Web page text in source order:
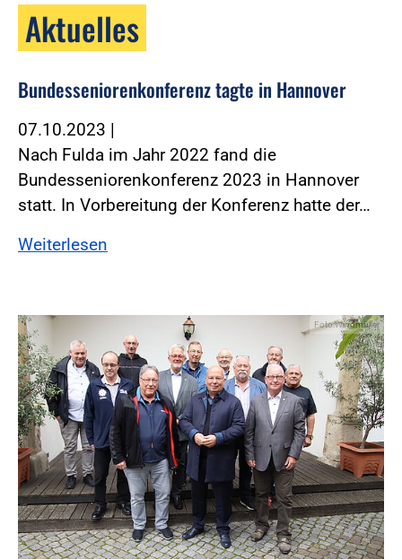
Aktuelles
Bundesseniorenkonferenz tagte in Hannover
07.10.2023 |
Nach Fulda im Jahr 2022 fand die
Bundesseniorenkonferenz 2023 in Hannover
statt. In Vorbereitung der Konferenz hatte der…
Weiterlesen
Foto:Windmüller